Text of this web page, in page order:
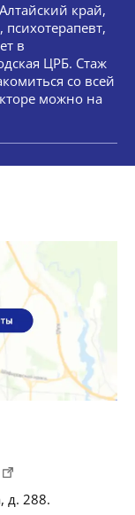
край,
психотерапевт,
в
ЦРБ. Стаж
со всей
можно на
д. 288.